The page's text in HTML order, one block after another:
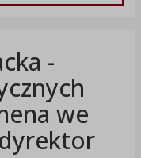
-
we